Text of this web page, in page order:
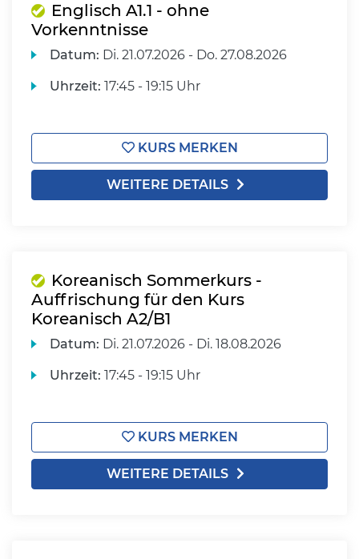
Englisch A1.1 - ohne
Vorkenntnisse
Datum: Di. 21.07.2026 - Do. 27.08.2026
Uhrzeit: 17:45 - 19:15 Uhr
KURS MERKEN
WEITERE DETAILS
Koreanisch Sommerkurs -
Auffrischung für den Kurs
Koreanisch A2/B1
Datum: Di. 21.07.2026 - Di. 18.08.2026
Uhrzeit: 17:45 - 19:15 Uhr
KURS MERKEN
WEITERE DETAILS